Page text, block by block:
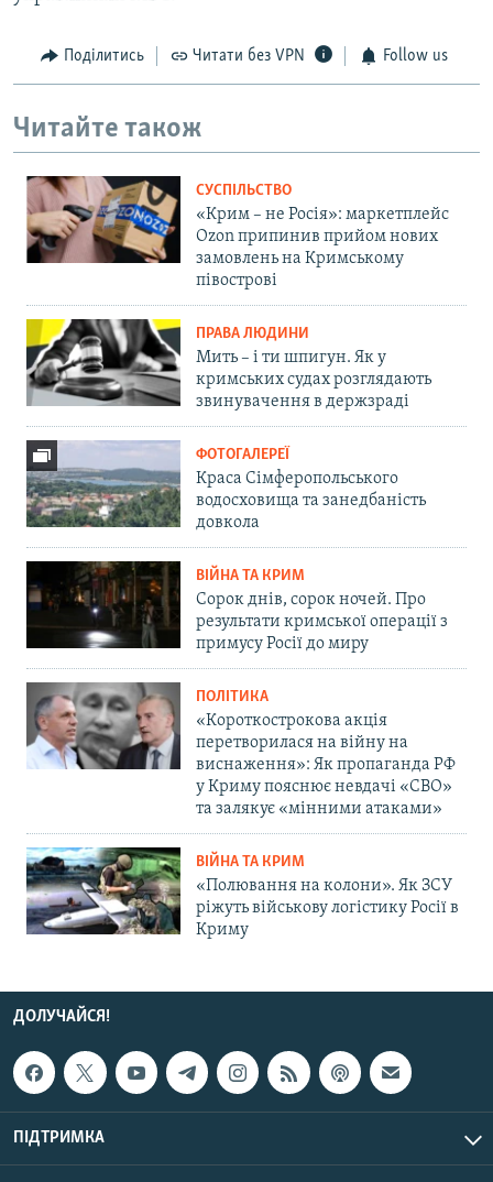
Поділитись Читати без VPN Follow us
Читайте також
СУСПІЛЬСТВО
«Крим – не Росія»: маркетплейс
Ozon припинив прийом нових
замовлень на Кримському
півострові
ПРАВА ЛЮДИНИ
Мить – і ти шпигун. Як у
кримських судах розглядають
звинувачення в держзраді
ФОТОГАЛЕРЕЇ
Краса Сімферопольського
водосховища та занедбаність
довкола
ВІЙНА ТА КРИМ
Сорок днів, сорок ночей. Про
результати кримської операції з
примусу Росії до миру
ПОЛІТИКА
«Короткострокова акція
перетворилася на війну на
виснаження»: Як пропаганда РФ
у Криму пояснює невдачі «СВО»
та залякує «мінними атаками»
ВІЙНА ТА КРИМ
«Полювання на колони». Як ЗСУ
ріжуть військову логістику Росії в
Криму
ДОЛУЧАЙСЯ!
ПІДТРИМКА